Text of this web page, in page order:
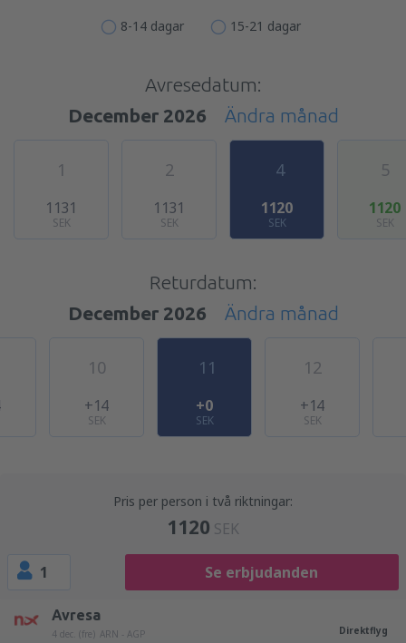
8-14 dagar 15-21 dagar
Avresedatum:
December 2026
Ändra månad
1
1131
SEK
2
1131
SEK
4
1120
SEK
5
1120
SEK
Returdatum:
December 2026
Ändra månad
10
+14
SEK
11
+0
SEK
12
+14
SEK
Pris per person i två riktningar:
1120 SEK
1 Se erbjudanden
Avresa
4 dec. (fre) ARN - AGP Direktflyg